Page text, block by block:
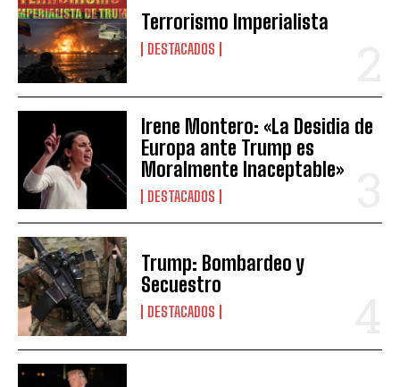
Terrorismo Imperialista
DESTACADOS
Irene Montero: «La Desidia de
Europa ante Trump es
Moralmente Inaceptable»
DESTACADOS
Trump: Bombardeo y
Secuestro
DESTACADOS